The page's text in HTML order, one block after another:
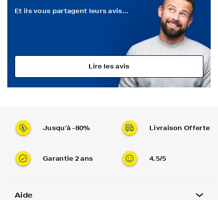
Et ils vous partagent leurs avis...
Lire les avis
Jusqu’à -80% Livraison Offerte
Garantie 2 ans 4,5/5
Aide